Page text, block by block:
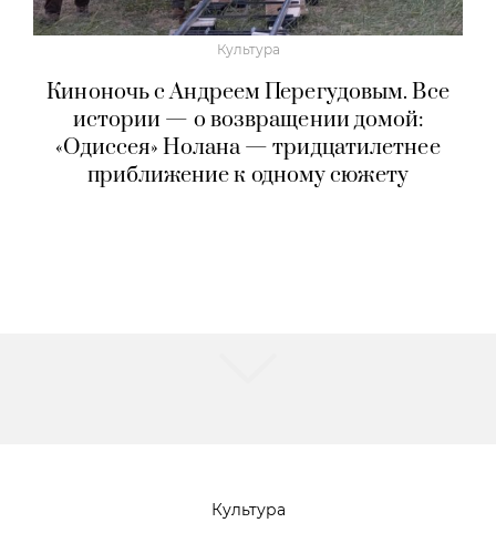
Культура
Киноночь с Андреем Перегудовым. Все
истории — о возвращении домой:
«Одиссея» Нолана — тридцатилетнее
приближение к одному сюжету
Культура